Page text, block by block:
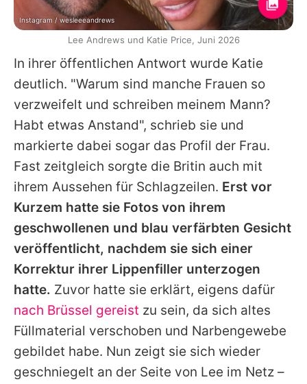
In ihrer öffentlichen Antwort wurde Katie
deutlich. "Warum sind manche Frauen so
verzweifelt und schreiben meinem Mann?
Habt etwas Anstand", schrieb sie und
markierte dabei sogar das Profil der Frau.
Fast zeitgleich sorgte die Britin auch mit
ihrem Aussehen für Schlagzeilen. Erst vor
Kurzem hatte sie Fotos von ihrem
geschwollenen und blau verfärbten Gesicht
veröffentlicht, nachdem sie sich einer
Korrektur ihrer Lippenfiller unterzogen
hatte. Zuvor hatte sie erklärt, eigens dafür
nach Brüssel gereist zu sein, da sich altes
Füllmaterial verschoben und Narbengewebe
gebildet habe. Nun zeigt sie sich wieder
geschniegelt an der Seite von Lee im Netz –
Instagram / wesleeeandrews
Lee Andrews und Katie Price, Juni 2026